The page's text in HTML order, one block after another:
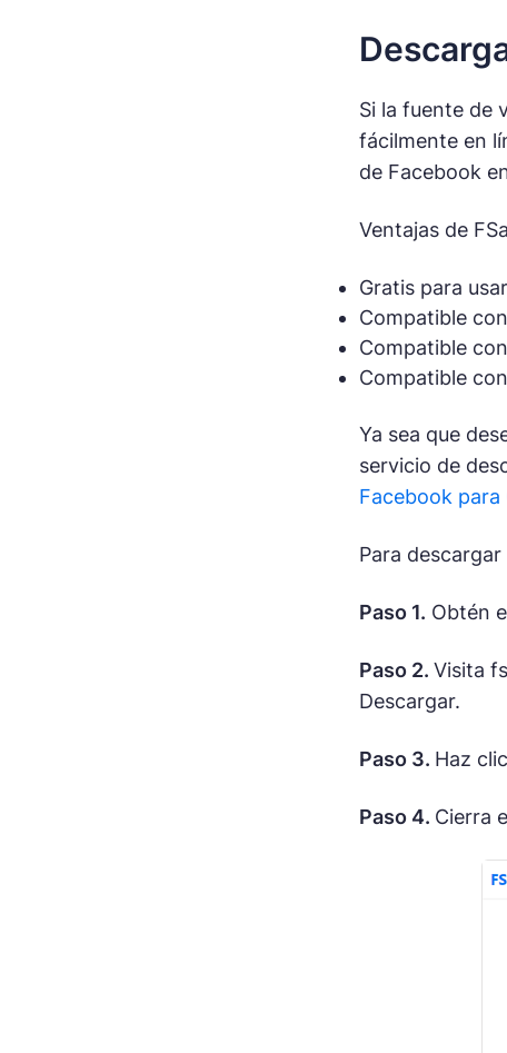
Si la fuente de
fácilmente en
de Facebook
Ventajas de
Gratis para usar
Compatible
Compatible
Compatible
Ya sea que
servicio de
Facebook para
Para
Paso 1. Obtén
Paso 2. Visita
Descargar.
Paso 3. Haz
Paso 4. Cierra